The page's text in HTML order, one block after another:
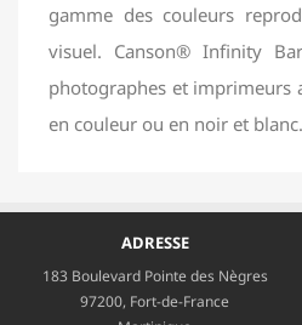
gamme des couleurs
visuel. Canson® Infinity
photographes et imprimeurs
en couleur ou en noir et blanc.
ADRESSE
183 Boulevard Pointe des Nègres
97200, Fort-de-France